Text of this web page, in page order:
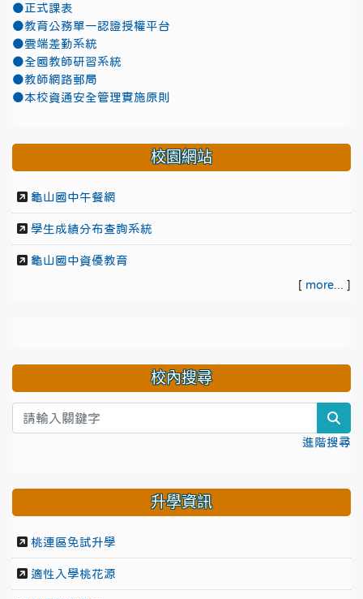
●正式課表
●教育公務單一認證授權平台
●雲端差勤系統
●全國教師研習系統
●教師網路郵局
●本校資通安全管理實施原則
校園網站
龜山國中午餐網
學生成績分布查詢系統
龜山國中資優教育
[ more... ]
校內搜尋
進階搜尋
升學資訊
桃連區免試升學
適性入學桃花源